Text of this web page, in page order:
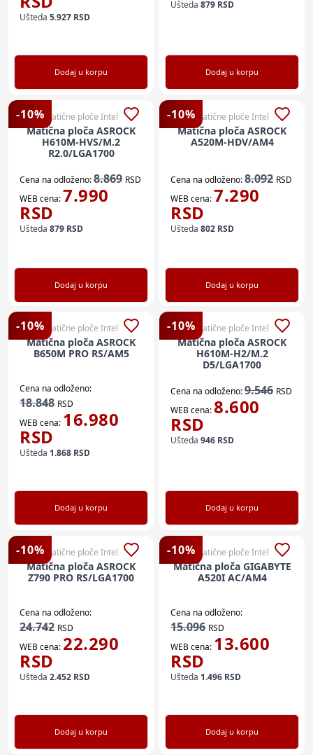
Ušteda 5.927 RSD
Dodaj u korpu
Ušteda 879 RSD
Dodaj u korpu
-10% Matične ploče Intel
Matična ploča ASROCK
H610M-HVS/M.2
R2.0/LGA1700
Cena na odloženo:8.869 RSD
WEB cena:7.990
RSD
Ušteda 879 RSD
Dodaj u korpu
-10% Matične ploče Intel
Matična ploča ASROCK
A520M-HDV/AM4
Cena na odloženo:8.092 RSD
WEB cena:7.290
RSD
Ušteda 802 RSD
Dodaj u korpu
-10% Matične ploče Intel
Matična ploča ASROCK
B650M PRO RS/AM5
Cena na odloženo:
18.848 RSD
WEB cena: 16.980
RSD
Ušteda 1.868 RSD
Dodaj u korpu
-10% Matične ploče Intel
Matična ploča ASROCK
H610M-H2/M.2
D5/LGA1700
Cena na odloženo:9.546 RSD
WEB cena:8.600
RSD
Ušteda 946 RSD
Dodaj u korpu
-10% Matične ploče Intel
Matična ploča ASROCK
Z790 PRO RS/LGA1700
Cena na odloženo:
24.742 RSD
WEB cena: 22.290
RSD
Ušteda 2.452 RSD
Dodaj u korpu
-10% Matične ploče Intel
Matična ploča GIGABYTE
A520I AC/AM4
Cena na odloženo:
15.096 RSD
WEB cena: 13.600
RSD
Ušteda 1.496 RSD
Dodaj u korpu